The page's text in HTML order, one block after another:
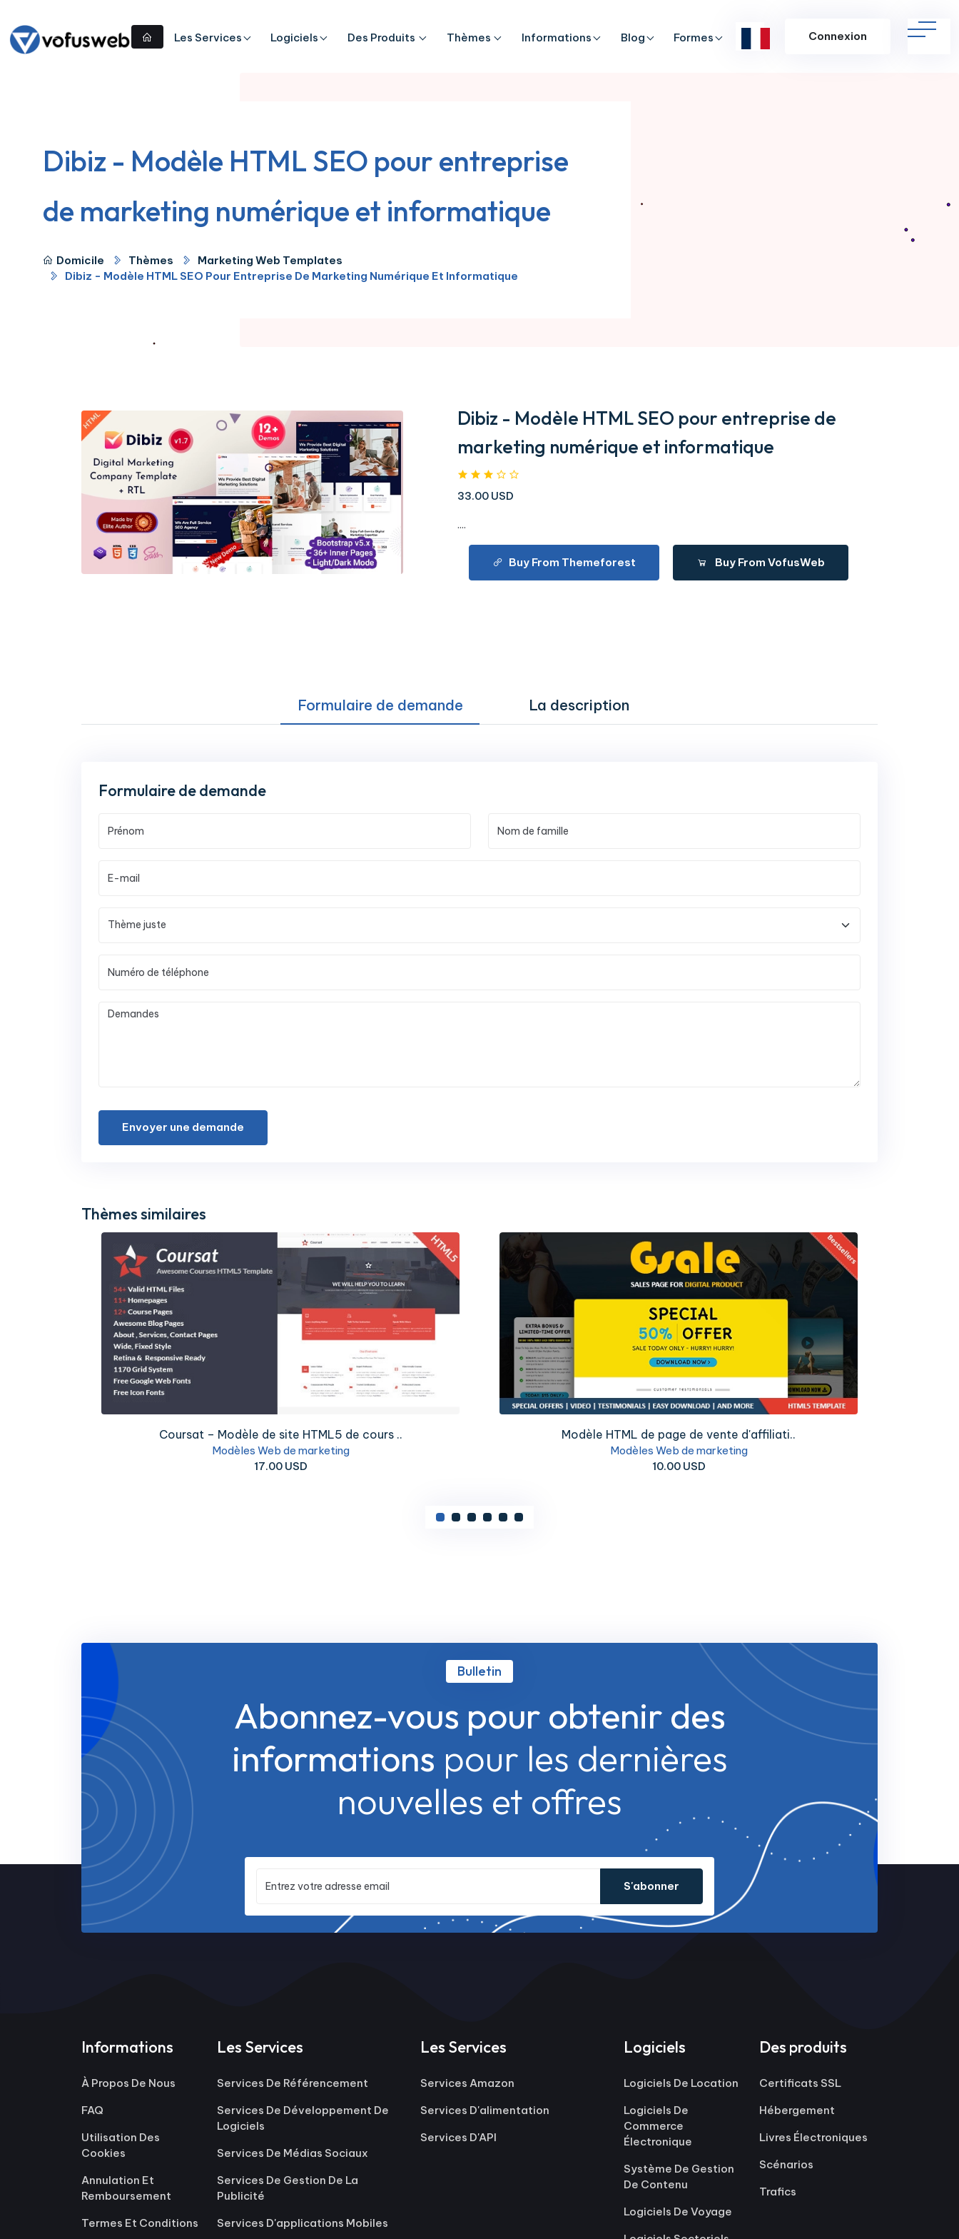
Les Services Logiciels Des Produits Thèmes Informations Blog Formes Connexion
Dibiz - Modèle HTML SEO pour entreprise
de marketing numérique et informatique
Domicile Thèmes
Marketing Web Templates
Dibiz - Modèle HTML SEO Pour Entreprise De Marketing Numérique Et Informatique
Dibiz - Modèle HTML SEO pour entreprise de
marketing numérique et informatique
33.00 USD
....
Buy From Themeforest Buy From VofusWeb
Formulaire de demande La description
Formulaire de demande
Envoyer une demande
Thèmes similaires
Coursat – Modèle de site HTML5 de cours ..
Modèles Web de marketing
17.00 USD
Modèle HTML de page de vente d'affiliati..
Modèles Web de marketing
10.00 USD
Bulletin
Abonnez-vous pour obtenir des
informations pour les dernières
nouvelles et offres
S'abonner
Informations
À Propos De Nous
FAQ
Utilisation Des
Cookies
Annulation Et
Remboursement
Termes Et Conditions
Les Services
Services De Référencement
Services De Développement De
Logiciels
Services De Médias Sociaux
Services De Gestion De La
Publicité
Services D'applications Mobiles
Les Services
Services Amazon
Services D'alimentation
Services D'API
Logiciels
Logiciels De Location
Logiciels De
Commerce
Électronique
Système De Gestion
De Contenu
Logiciels De Voyage
Des produits
Certificats SSL
Hébergement
Livres Électroniques
Scénarios
Trafics